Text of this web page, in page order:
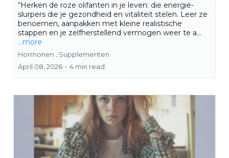
“Herken de roze olifanten in je leven: die energie-
slurpers die je gezondheid en vitaliteit stelen. Leer ze
benoemen, aanpakken met kleine realistische
stappen en je zelfherstellend vermogen weer te a...
...more
Hormonen ,
Supplementen
April 08, 2026 • 4 min read